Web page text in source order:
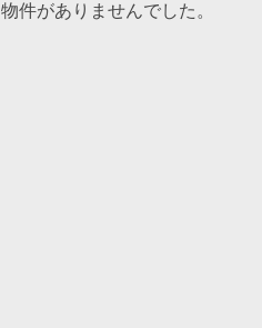
物件がありませんでした。